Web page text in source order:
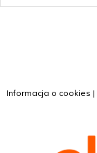
Informacja o cookies |